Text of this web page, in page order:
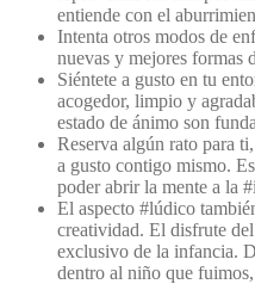
entiende con el
Intenta otros modos de
nuevas y mejores formas
Siéntete a gusto en tu
acogedor, limpio y
estado de ánimo son
Reserva algún rato para
a gusto contigo mismo.
poder abrir la mente a la
El aspecto #lúdico
creatividad. El disfrute
exclusivo de la infancia.
dentro al niño que